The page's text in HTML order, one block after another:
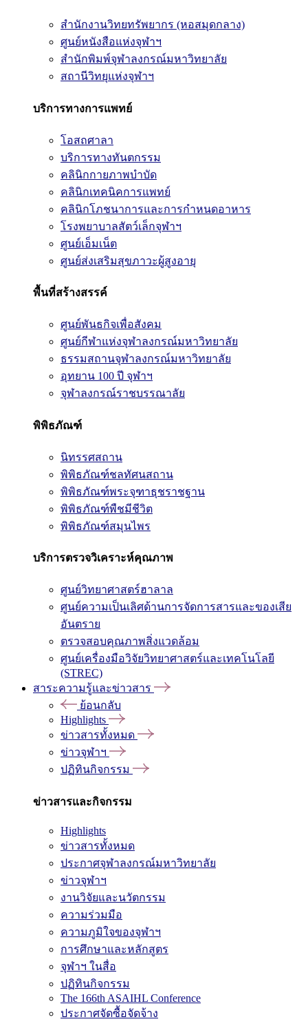
สำนักงานวิทยทรัพยากร (หอสมุดกลาง)
ศูนย์หนังสือแห่งจุฬาฯ
สำนักพิมพ์จุฬาลงกรณ์มหาวิทยาลัย
สถานีวิทยุแห่งจุฬาฯ
บริการทางการแพทย์
โอสถศาลา
บริการทางทันตกรรม
คลินิกกายภาพบำบัด
คลินิกเทคนิคการแพทย์
คลินิกโภชนาการและการกำหนดอาหาร
โรงพยาบาลสัตว์เล็กจุฬาฯ
ศูนย์เอ็มเน็ต
ศูนย์ส่งเสริมสุขภาวะผู้สูงอายุ
พื้นที่สร้างสรรค์
ศูนย์พันธกิจเพื่อสังคม
ศูนย์กีฬาแห่งจุฬาลงกรณ์มหาวิทยาลัย
ธรรมสถานจุฬาลงกรณ์มหาวิทยาลัย
อุทยาน 100 ปี จุฬาฯ
จุฬาลงกรณ์ราชบรรณาลัย
พิพิธภัณฑ์
นิทรรศสถาน
พิพิธภัณฑ์ชลทัศนสถาน
พิพิธภัณฑ์พระจุฑาธุชราชฐาน
พิพิธภัณฑ์พืชมีชีวิต
พิพิธภัณฑ์สมุนไพร
บริการตรวจวิเคราะห์คุณภาพ
ศูนย์วิทยาศาสตร์ฮาลาล
ศูนย์ความเป็นเลิศด้านการจัดการสารและของเสีย
อันตราย
ตรวจสอบคุณภาพสิ่งแวดล้อม
ศูนย์เครื่องมือวิจัยวิทยาศาสตร์และเทคโนโลยี
(STREC)
สาระความรู้และข่าวสาร
ย้อนกลับ
Highlights
ข่าวสารทั้งหมด
ข่าวจุฬาฯ
ปฏิทินกิจกรรม
ข่าวสารและกิจกรรม
Highlights
ข่าวสารทั้งหมด
ประกาศจุฬาลงกรณ์มหาวิทยาลัย
ข่าวจุฬาฯ
งานวิจัยและนวัตกรรม
ความร่วมมือ
ความภูมิใจของจุฬาฯ
การศึกษาและหลักสูตร
จุฬาฯ ในสื่อ
ปฏิทินกิจกรรม
The 166th ASAIHL Conference
ประกาศจัดซื้อจัดจ้าง